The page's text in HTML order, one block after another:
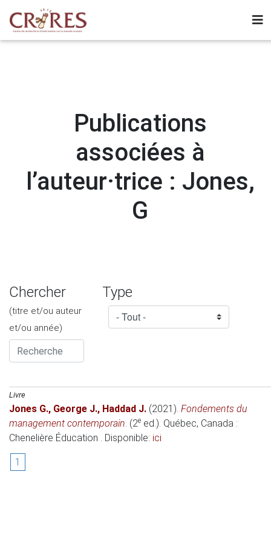
Publications
associées à
l’auteur·trice : Jones,
G
Chercher
(titre et/ou auteur
et/ou année)
Type
Livre
Jones G., George J., Haddad J. (2021). Fondements du
management contemporain. (2e ed.). Québec, Canada :
Chenelière Éducation . Disponible: ici
1